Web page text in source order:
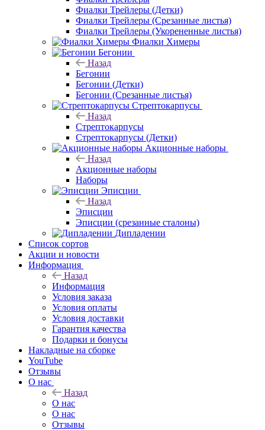
Фиалки Трейлеры (Детки)
Фиалки Трейлеры (Срезанные листья)
Фиалки Трейлеры (Укорененные листья)
Фиалки Химеры
Бегонии
Назад
Бегонии
Бегонии (Детки)
Бегонии (Срезанные листья)
Стрептокарпусы
Назад
Стрептокарпусы
Стрептокарпусы (Детки)
Акционные наборы
Назад
Акционные наборы
Наборы
Эписции
Назад
Эписции
Эписции (срезанные сталоны)
Дипладении
Список сортов
Акции и новости
Информация
Назад
Информация
Условия заказа
Условия оплаты
Условия доставки
Гарантия качества
Подарки и бонусы
Накладные на сборке
YouTube
Отзывы
О нас
Назад
О нас
О нас
Отзывы